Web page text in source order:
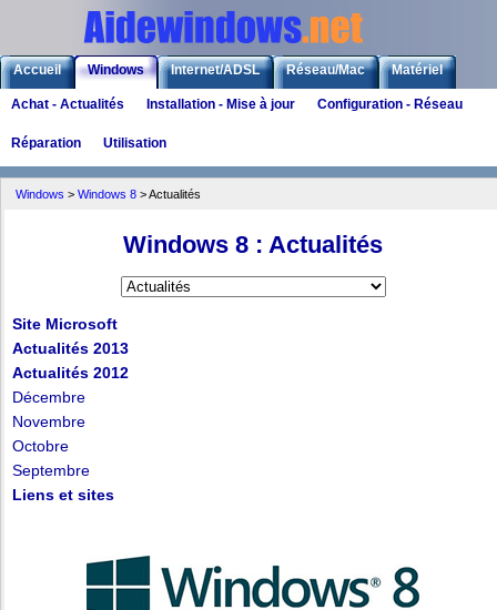
Accueil Windows Internet/ADSL Réseau/Mac Matériel
Logiciels Liens Jeux
Achat - Actualités Installation - Mise à jour Configuration - Réseau
Réparation Utilisation
Windows > Windows 8 >Actualités
Windows 8 : Actualités
Site Microsoft
Actualités 2013
Actualités 2012
Décembre
Novembre
Octobre
Septembre
Liens et sites